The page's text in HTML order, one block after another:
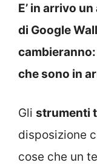
E’ in arrivo
di Google
che sono in
Gli strumenti
disposizione
cose che un